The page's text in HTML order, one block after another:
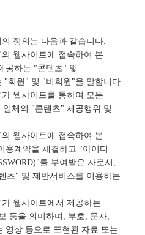
정의는 다음과 같습니다.
웹사이트에 접속하여 본
공하는 "콘텐츠" 및
"회원" 및 "비회원"을 말합니다.
웹사이트를 통하여 모든
체의 "콘텐츠" 제공행위 및
웹사이트에 접속하여 본
용계약을 체결하고 "아이디
를 부여받은 자로서,
츠" 및 제반서비스를 이용하는
웹사이트에서 제공하는
등을 의미하며, 부호, 문자,
영상 등으로 표현된 자료 또는